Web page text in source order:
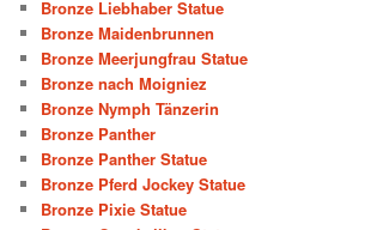
Bronze Liebhaber Statue
Bronze Maidenbrunnen
Bronze Meerjungfrau Statue
Bronze nach Moigniez
Bronze Nymph Tänzerin
Bronze Panther
Bronze Panther Statue
Bronze Pferd Jockey Statue
Bronze Pixie Statue